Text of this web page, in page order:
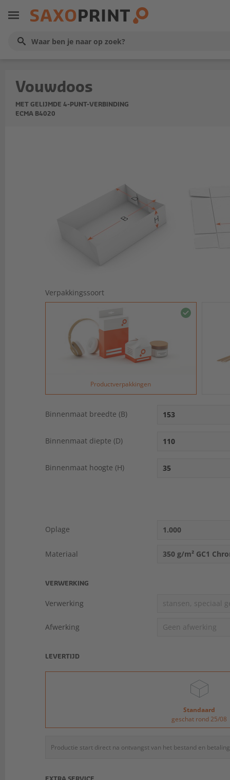
Vouwdoos
MET GELIJMDE 4-PUNT-VERBINDING
ECMA B4020
Verpakkingssoort
Productverpakkingen
Binnenmaat breedte (B)
Binnenmaat diepte (D)
Binnenmaat hoogte (H)
Oplage 1.000
Materiaal 350 g/m² GC1
VERWERKING
Verwerking stansen, speciaal
Afwerking Geen afwerking
LEVERTIJD
Standaard
geschat rond 25/08
Productie start direct na ontvangst van het bestand en